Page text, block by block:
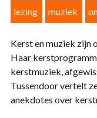
lezing muziek
Kerst en muziek zijn
Haar
kerstmuziek,
Tussendoor vertelt
anekdotes over